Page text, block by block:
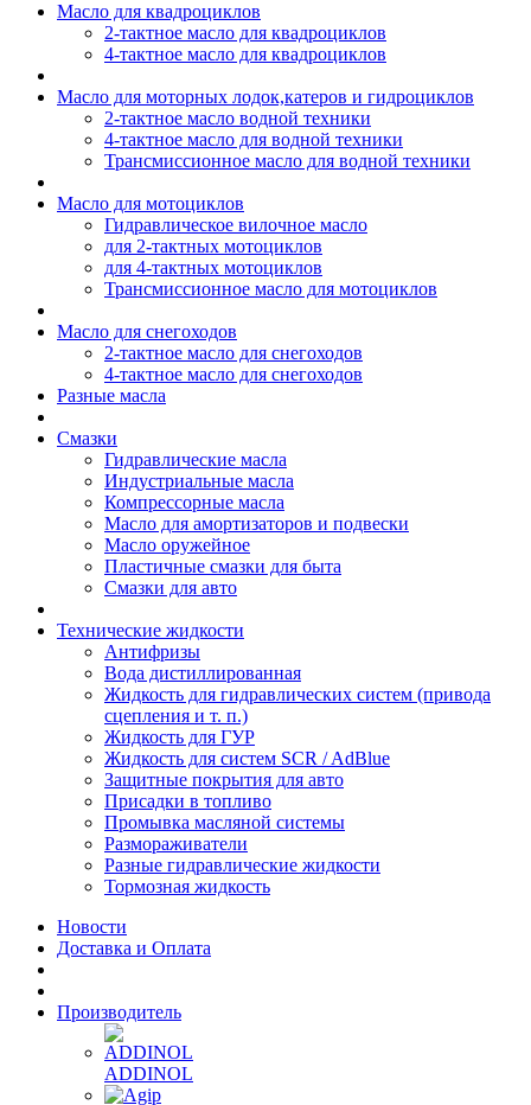
Масло для квадроциклов
2-тактное масло для квадроциклов
4-тактное масло для квадроциклов
Масло для моторных лодок,катеров и гидроциклов
2-тактное масло водной техники
4-тактное масло для водной техники
Трансмиссионное масло для водной техники
Масло для мотоциклов
Гидравлическое вилочное масло
для 2-тактных мотоциклов
для 4-тактных мотоциклов
Трансмиссионное масло для мотоциклов
Масло для снегоходов
2-тактное масло для снегоходов
4-тактное масло для снегоходов
Разные масла
Смазки
Гидравлические масла
Индустриальные масла
Компрессорные масла
Масло для амортизаторов и подвески
Масло оружейное
Пластичные смазки для быта
Смазки для авто
Технические жидкости
Антифризы
Вода дистиллированная
Жидкость для гидравлических систем (привода
сцепления и т. п.)
Жидкость для ГУР
Жидкость для систем SCR / AdBlue
Защитные покрытия для авто
Присадки в топливо
Промывка масляной системы
Размораживатели
Разные гидравлические жидкости
Тормозная жидкость
Новости
Доставка и Оплата
Производитель
ADDINOL